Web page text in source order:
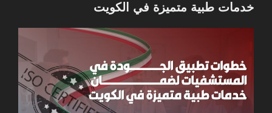
خدمات طبية متميزة في الكويت